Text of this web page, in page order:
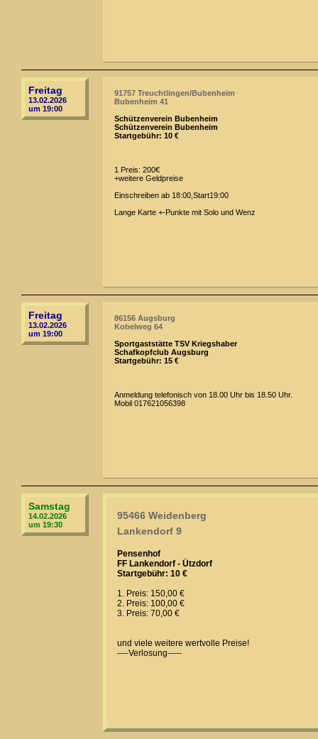
Freitag
13.02.2026
um 19:00
91757 Treuchtlingen/Bubenheim
Bubenheim 41
Schützenverein Bubenheim
Schützenverein Bubenheim
Startgebühr: 10 €
1 Preis: 200€
+weitere Geldpreise
Einschreiben ab 18:00,Start19:00
Lange Karte +-Punkte mit Solo und Wenz
Freitag
13.02.2026
um 19:00
86156 Augsburg
Kobelweg 64
Sportgaststätte TSV Kriegshaber
Schafkopfclub Augsburg
Startgebühr: 15 €
Anmeldung telefonisch von 18.00 Uhr bis 18.50 Uhr.
Mobil 017621056398
Samstag
14.02.2026
um 19:30
95466 Weidenberg
Lankendorf 9
Pensenhof
FF Lankendorf - Ützdorf
Startgebühr: 10 €
1. Preis: 150,00 €
2. Preis: 100,00 €
3. Preis: 70,00 €
und viele weitere wertvolle Preise!
----Verlosung-----